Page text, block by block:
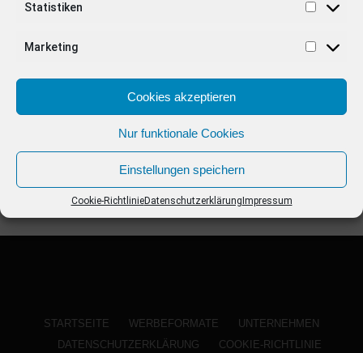
Statistiken
Marketing
Cookies akzeptieren
Nur funktionale Cookies
Einstellungen speichern
Cookie-RichtlinieDatenschutzerklärung Impressum
STARTSEITE WERBEFORMATE
UNTERNEHMEN
DATENSCHUTZERKLÄRUNG
COOKIE-RICHTLINIE